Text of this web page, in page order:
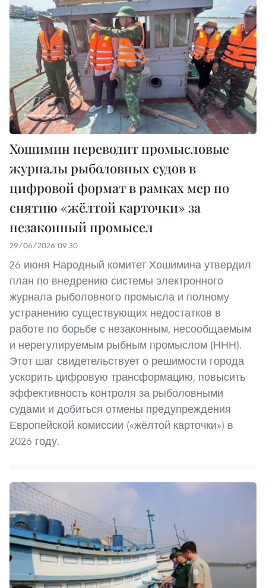
Хошимин переводит промысловые
журналы рыболовных судов в
цифровой формат в рамках мер по
снятию «жёлтой карточки» за
незаконный промысел
29/06/2026 09:30
26 июня Народный комитет Хошимина утвердил
план по внедрению системы электронного
журнала рыболовного промысла и полному
устранению существующих недостатков в
работе по борьбе с незаконным, несообщаемым
и нерегулируемым рыбным промыслом (ННН).
Этот шаг свидетельствует о решимости города
ускорить цифровую трансформацию, повысить
эффективность контроля за рыболовными
судами и добиться отмены предупреждения
Европейской комиссии («жёлтой карточки») в
2026 году.